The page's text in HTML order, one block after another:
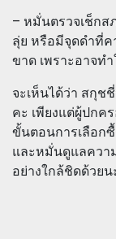
– หมั่นตรวจเช็กส
ลุ่ย หรือมีจุดดำที่ค
ขาด เพราะอาจท
จะเห็นได้ว่า สกุช
คะ เพียงแต่ผู้ปกค
ขั้นตอนการเลือก
และหมั่นดูแลควา
อย่างใกล้ชิดด้วยน